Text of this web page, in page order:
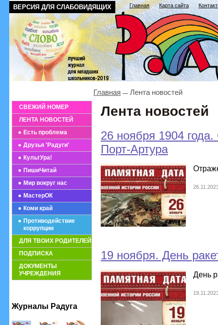
ВЕРСИЯ ДЛЯ СЛАБОВИДЯЩИХ Главная Карта сайта
СВЕЖИЙ НОМЕР
ЛЕНТА НОВОСТЕЙ
Есть проблема
Друзья 'Радуги'
КультУра!
ПишиЧитай
Мир вокруг нас
МастерОК
Коми край
Противодействие
коррупции
ДЛЯ ТВОИХ РОДИТЕЛЕЙ
ПОДПИСКА
ДОКУМЕНТЫ
УЧРЕЖДЕНИЯ
Журналы Радуга
Главная Лента новостей
Лента новостей
26 ноября 1904
Порт-Артура
19 ноября. День
День